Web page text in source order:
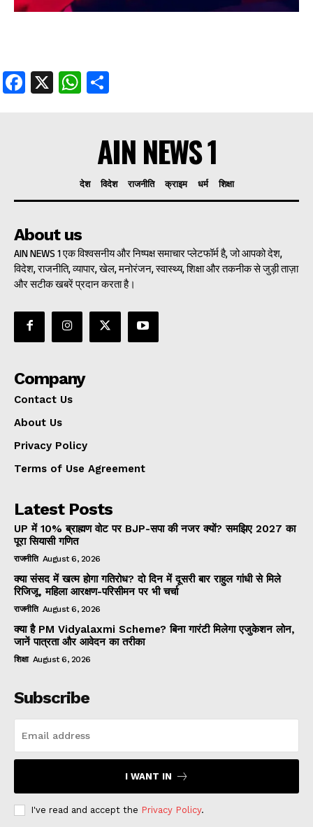
Facebook
X WhatsApp
AIN NEWS 1
देश विदेश राजनीति क्राइम धर्म शिक्षा
About us
AIN NEWS 1 एक विश्वसनीय और निष्पक्ष समाचार प्लेटफॉर्म है, जो आपको देश,
विदेश, राजनीति, व्यापार, खेल, मनोरंजन, स्वास्थ्य, शिक्षा और तकनीक से जुड़ी ताज़ा
और सटीक खबरें प्रदान करता है।
Company
Contact Us
About Us
Privacy Policy
Terms of Use Agreement
Latest Posts
UP में 10% ब्राह्मण वोट पर BJP-सपा की नजर क्यों? समझिए 2027 का
पूरा सियासी गणित
राजनीति August 6, 2026
क्या संसद में खत्म होगा गतिरोध? दो दिन में दूसरी बार राहुल गांधी से मिले
रिजिजू, महिला आरक्षण-परिसीमन पर भी चर्चा
राजनीति August 6, 2026
क्या है PM Vidyalaxmi Scheme? बिना गारंटी मिलेगा एजुकेशन लोन,
जानें पात्रता और आवेदन का तरीका
शिक्षा August 6, 2026
Subscribe
I WANT IN
I've read and accept the Privacy Policy.